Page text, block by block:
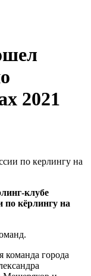
2021
клубе
по кёрлингу на
команда города